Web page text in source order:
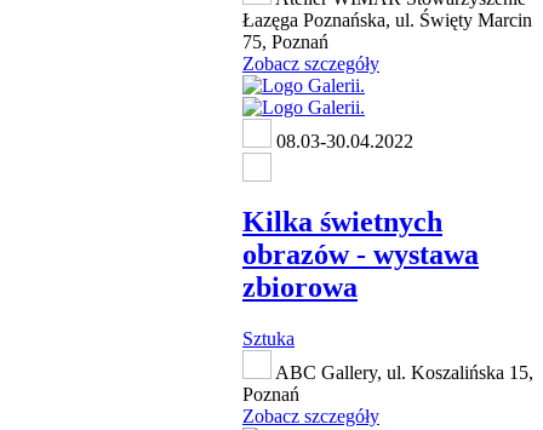
Łazęga Poznańska, ul. Święty Marcin
75, Poznań
Zobacz szczegóły
08.03-30.04.2022
Kilka świetnych
obrazów - wystawa
zbiorowa
Sztuka
ABC Gallery, ul. Koszalińska 15,
Poznań
Zobacz szczegóły